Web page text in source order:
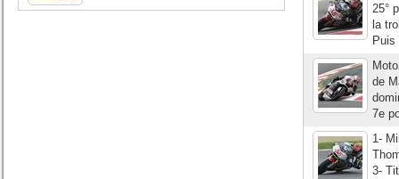
25°
la
de
7e
1-
3-